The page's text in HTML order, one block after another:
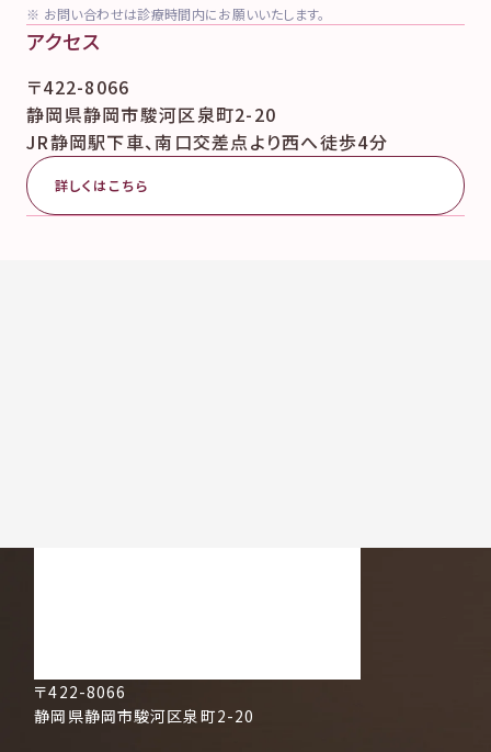
※ お問い合わせは診療時間内にお願いいたします。
アクセス
〒422-8066
静岡県静岡市駿河区泉町2-20
JR静岡駅下車、南口交差点より西へ徒歩4分
詳しくはこちら
〒422-8066
静岡県静岡市駿河区泉町2-20